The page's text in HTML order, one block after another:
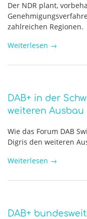
Der NDR plant,
zahlreichen Regionen.
Weiterlesen →
DAB+ in der
weiteren Ausbau
Wie das Forum DAB
Digris den weiteren
Weiterlesen →
DAB+